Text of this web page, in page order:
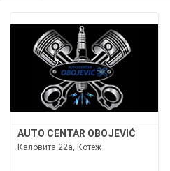
AUTO CENTAR OBOJEVIĆ
Каловита 22а, Котеж